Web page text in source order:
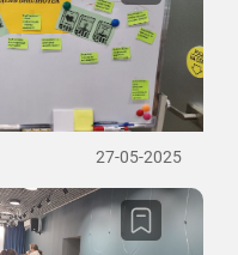
27-05-2025